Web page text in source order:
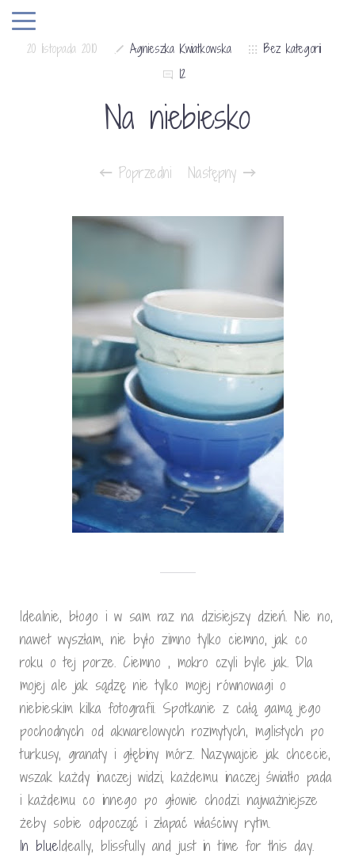
20 listopada 2010 Agnieszka Kwiatkowska
Bez kategorii
12
Na niebiesko
Poprzedni Następny
Idealnie, błogo i w sam raz na dzisiejszy dzień. Nie no,
nawet wyszłam, nie było zimno tylko ciemno, jak co
roku o tej porze. Ciemno , mokro czyli byle jak. Dla
mojej ale jak sądzę nie tylko mojej równowagi o
niebieskim kilka fotografii. Spotkanie z całą gamą jego
pochodnych od akwarelowych rozmytych, mglistych po
turkusy, granaty i głębiny mórz. Nazywajcie jak chcecie,
wszak każdy inaczej widzi, każdemu inaczej światło pada
i każdemu co innego po głowie chodzi. najważniejsze
żeby sobie odpocząć i złapać właściwy rytm.
In blueIdeally, blissfully and just in time for this day.